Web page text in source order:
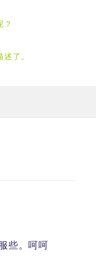
？
了。
些。呵呵